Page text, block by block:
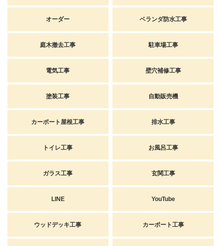
オーダー ベランダ防水工事
庭木撤去工事 駐車場工事
電気工事 壁穴補修工事
塗装工事 自動販売機
カーポート屋根工事 排水工事
トイレ工事 お風呂工事
ガラス工事 玄関工事
LINE YouTube
ウッドデッキ工事 カーポート工事